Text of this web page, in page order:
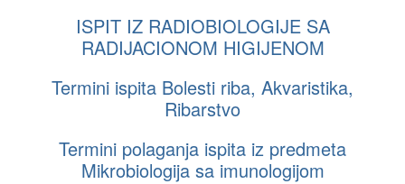
ISPIT IZ RADIOBIOLOGIJE SA
RADIJACIONOM HIGIJENOM
Termini ispita Bolesti riba, Akvaristika,
Ribarstvo
Termini polaganja ispita iz predmeta
Mikrobiologija sa imunologijom